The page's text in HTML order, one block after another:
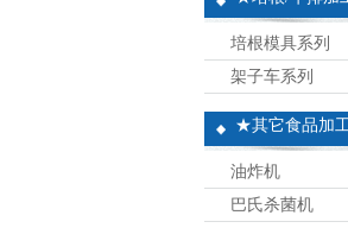
培根模具系列
架子车系列
★其它食品加
油炸机
巴氏杀菌机